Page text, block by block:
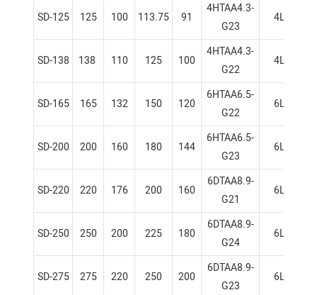
SD-125 125 100 113.75 91
4HTAA4.3-
G23
4L
SD-138 138 110 125 100
4HTAA4.3-
G22
4L
SD-165 165 132 150 120
6HTAA6.5-
G22
6L
SD-200 200 160 180 144
6HTAA6.5-
G23
6L
SD-220 220 176 200 160
6DTAA8.9-
G21
6L
SD-250 250 200 225 180
6DTAA8.9-
G24
6L
SD-275 275 220 250 200
6DTAA8.9-
G23
6L